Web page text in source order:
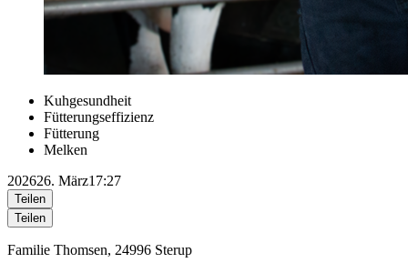
Kuhgesundheit
Fütterungseffizienz
Fütterung
Melken
202626. März17:27
Teilen
Teilen
Familie Thomsen, 24996 Sterup